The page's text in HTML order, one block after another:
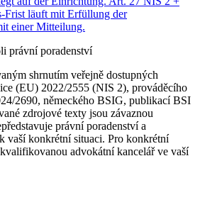
Frist läuft mit Erfüllung der
einer Mitteilung.
právní poradenství
shrnutím veřejně dostupných
(EU) 2022/2555 (NIS 2), prováděcího
2690, německého BSIG, publikací BSI
zdrojové texty jsou závaznou
právní poradenství a
vaší konkrétní situaci. Pro konkrétní
advokátní kancelář ve vaší